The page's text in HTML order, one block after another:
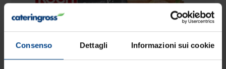
Consenso Dettagli Informazioni sui cookie